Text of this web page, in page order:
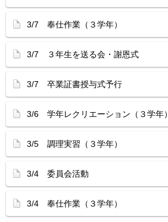
3/7 奉仕作業（３学年）
3/7 ３年生を送る会・謝恩式
3/7 卒業証書授与式予行
3/6 学年レクリエーション（３学年）
3/5 調理実習（３学年）
3/4 委員会活動
3/4 奉仕作業（３学年）